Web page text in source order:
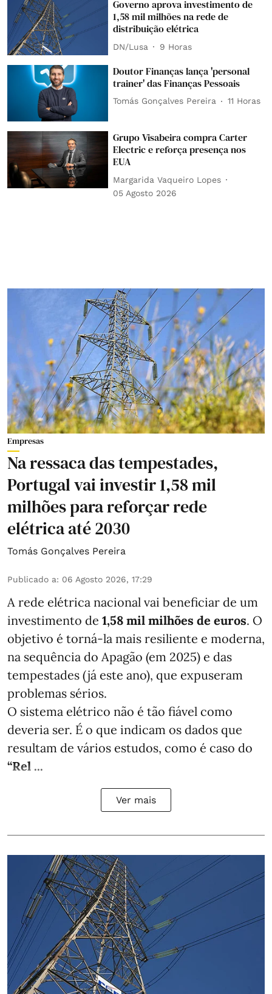
Governo aprova investimento de
1,58 mil milhões na rede de
distribuição elétrica
DN/Lusa 9 Horas
Doutor Finanças lança 'personal
trainer' das Finanças Pessoais
Tomás Gonçalves Pereira 11 Horas
Grupo Visabeira compra Carter
Electric e reforça presença nos
EUA
Margarida Vaqueiro Lopes
05 Agosto 2026
Empresas
Na ressaca das tempestades,
Portugal vai investir 1,58 mil
milhões para reforçar rede
elétrica até 2030
Tomás Gonçalves Pereira
Publicado a: 06 Agosto 2026, 17:29
A rede elétrica nacional vai beneficiar de um
investimento de 1,58 mil milhões de euros. O
objetivo é torná-la mais resiliente e moderna,
na sequência do Apagão (em 2025) e das
tempestades (já este ano), que expuseram
problemas sérios.
O sistema elétrico não é tão fiável como
deveria ser. É o que indicam os dados que
resultam de vários estudos, como é caso do
“Rel ...
Ver mais